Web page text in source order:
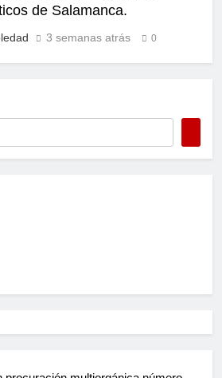
de Salamanca.
3 semanas atrás 0